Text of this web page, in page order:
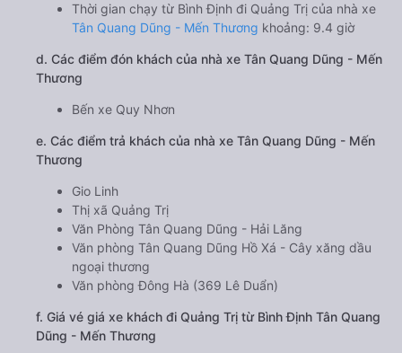
Thời gian chạy từ Bình Định đi Quảng Trị của nhà xe
Tân Quang Dũng - Mến Thương khoảng: 9.4 giờ
d. Các điểm đón khách của nhà xe Tân Quang Dũng - Mến
Thương
Bến xe Quy Nhơn
e. Các điểm trả khách của nhà xe Tân Quang Dũng - Mến
Thương
Gio Linh
Thị xã Quảng Trị
Văn Phòng Tân Quang Dũng - Hải Lăng
Văn phòng Tân Quang Dũng Hồ Xá - Cây xăng dầu
ngoại thương
Văn phòng Đông Hà (369 Lê Duẩn)
f. Giá vé giá xe khách đi Quảng Trị từ Bình Định Tân Quang
Dũng - Mến Thương